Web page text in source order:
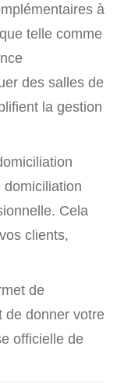
à
telle comme
des salles de
la gestion
Cela
clients,
de
de donner votre
officielle de